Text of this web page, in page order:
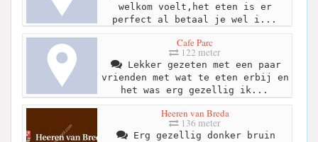
welkom voelt,het eten is er
perfect al betaal je wel i...
Cafe Parc
122 meter
Lekker gezeten met een paar
vrienden met wat te eten erbij en
het was erg gezellig ik...
Heeren van Breda
136 meter
Erg gezellig donker bruin